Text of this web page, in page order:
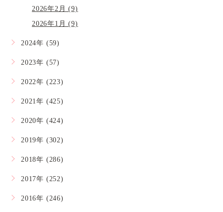
2026年2月 (9)
2026年1月 (9)
2024年 (59)
2023年 (57)
2022年 (223)
2021年 (425)
2020年 (424)
2019年 (302)
2018年 (286)
2017年 (252)
2016年 (246)